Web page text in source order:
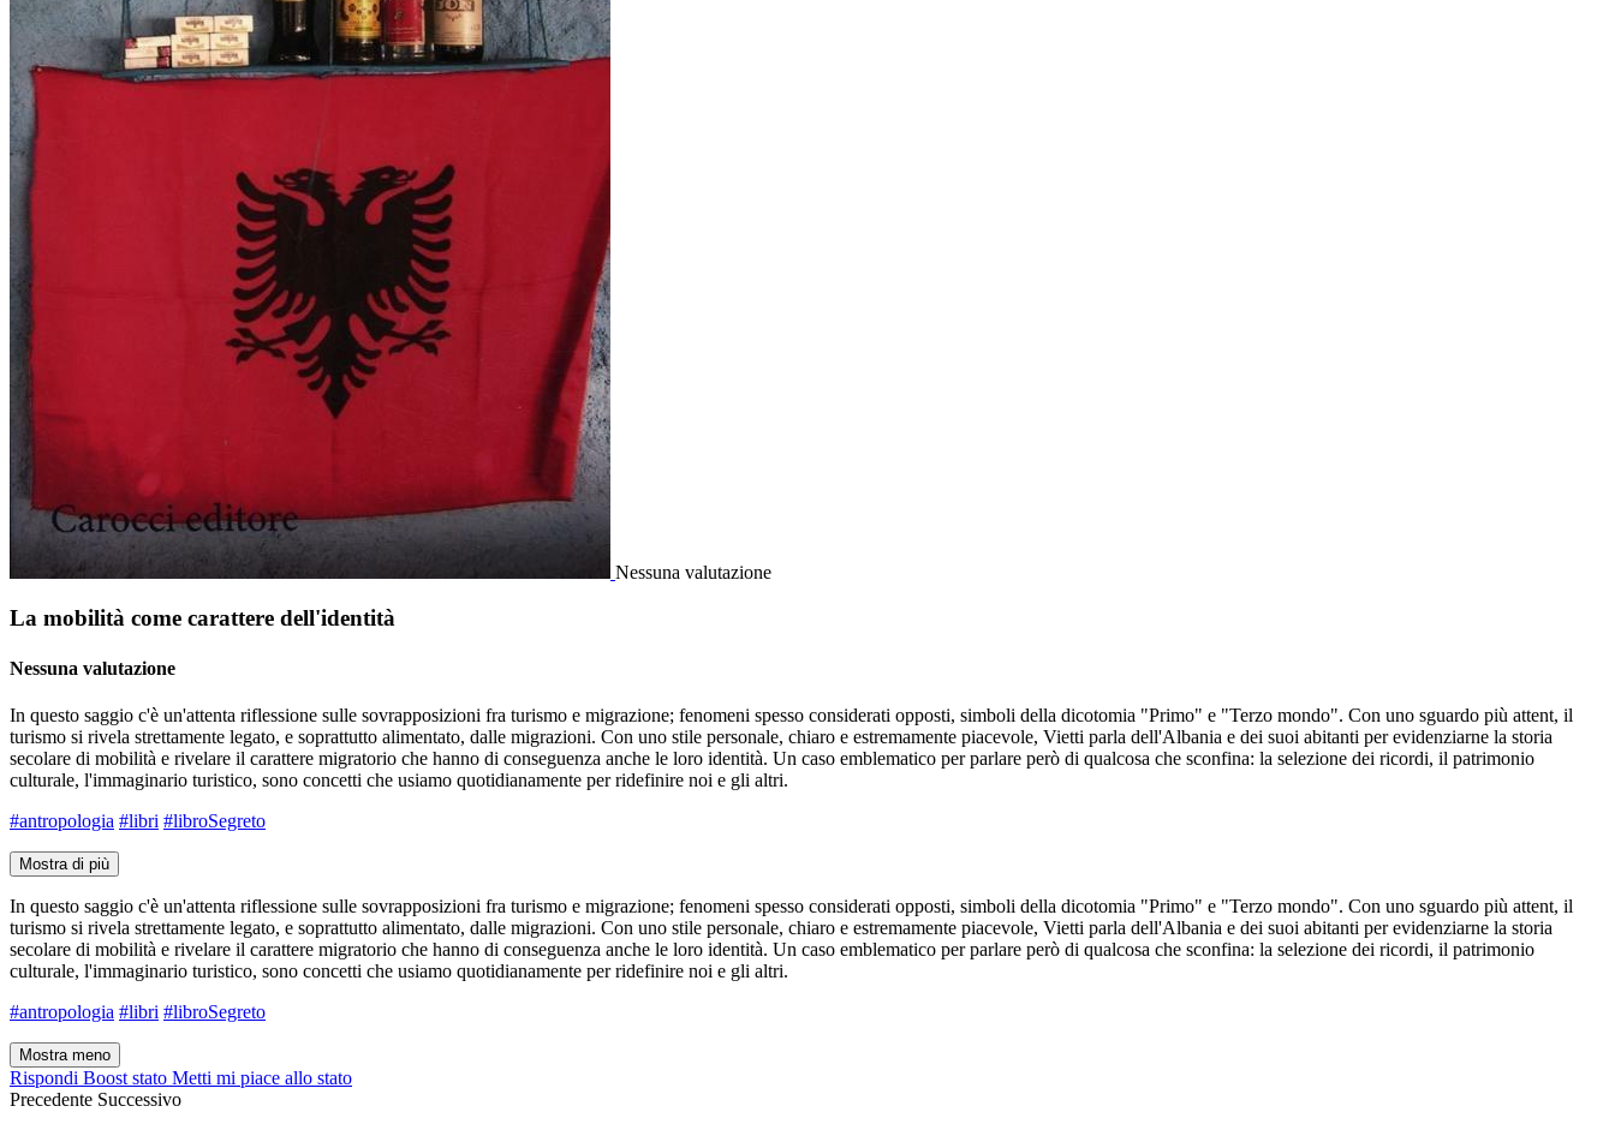
Nessuna valutazione
La mobilità come carattere dell'identità
Nessuna valutazione
In questo saggio c'è un'attenta riflessione sulle sovrapposizioni fra turismo e migrazione; fenomeni spesso considerati opposti, simboli della dicotomia "Primo" e "Terzo mondo". Con uno sguardo più attent, il
turismo si rivela strettamente legato, e soprattutto alimentato, dalle migrazioni. Con uno stile personale, chiaro e estremamente piacevole, Vietti parla dell'Albania e dei suoi abitanti per evidenziarne la storia
secolare di mobilità e rivelare il carattere migratorio che hanno di conseguenza anche le loro identità. Un caso emblematico per parlare però di qualcosa che sconfina: la selezione dei ricordi, il patrimonio
culturale, l'immaginario turistico, sono concetti che usiamo quotidianamente per ridefinire noi e gli altri.
#antropologia #libri #libroSegreto
Mostra di più
In questo saggio c'è un'attenta riflessione sulle sovrapposizioni fra turismo e migrazione; fenomeni spesso considerati opposti, simboli della dicotomia "Primo" e "Terzo mondo". Con uno sguardo più attent, il
turismo si rivela strettamente legato, e soprattutto alimentato, dalle migrazioni. Con uno stile personale, chiaro e estremamente piacevole, Vietti parla dell'Albania e dei suoi abitanti per evidenziarne la storia
secolare di mobilità e rivelare il carattere migratorio che hanno di conseguenza anche le loro identità. Un caso emblematico per parlare però di qualcosa che sconfina: la selezione dei ricordi, il patrimonio
culturale, l'immaginario turistico, sono concetti che usiamo quotidianamente per ridefinire noi e gli altri.
#antropologia #libri #libroSegreto
Mostra meno
Rispondi Boost stato Metti mi piace allo stato
Precedente Successivo